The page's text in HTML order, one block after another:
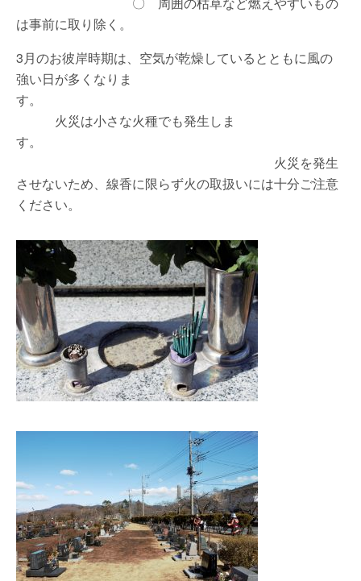
は事前に取り除く。
3月のお彼岸時期は、空気が乾燥しているとともに風の
強い日が多くなりま
す。
火災は小さな火種でも発生しま
す。
火災を発生
させないため、線香に限らず火の取扱いには十分ご注意
ください。